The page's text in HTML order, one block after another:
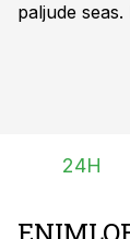
paljude
24H